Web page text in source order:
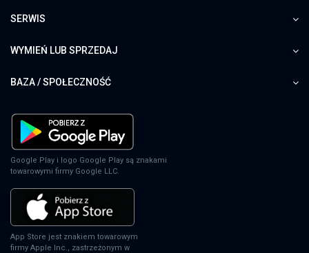
SERWIS
WYMIEŃ LUB SPRZEDAJ
BAZA / SPOŁECZNOŚĆ
Google Play i logo Google Play są znakami
towarowymi firmy Google LLC.
App Store jest znakiem towarowym
firmy Apple Inc., zastrzeżonym w